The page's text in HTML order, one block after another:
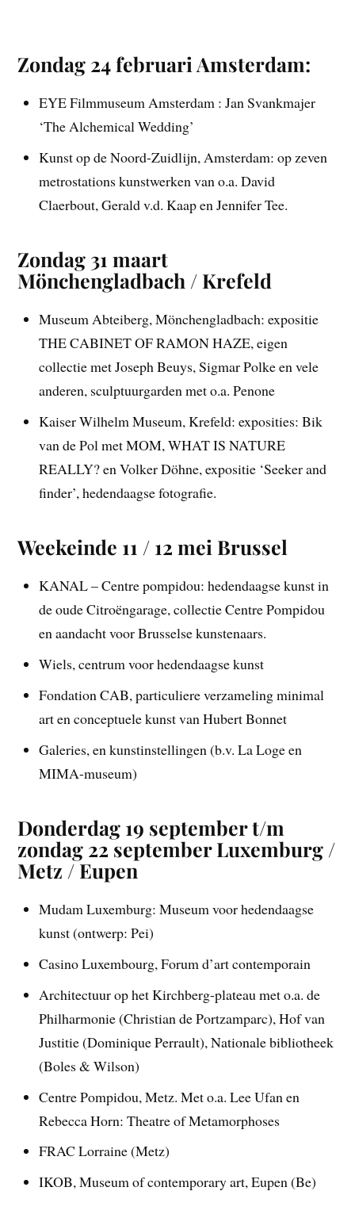
Zondag 24 februari Amsterdam:
EYE Filmmuseum Amsterdam : Jan Svankmajer
‘The Alchemical Wedding’
Kunst op de Noord-Zuidlijn, Amsterdam: op zeven
metrostations kunstwerken van o.a. David
Claerbout, Gerald v.d. Kaap en Jennifer Tee.
Zondag 31 maart
Mönchengladbach / Krefeld
Museum Abteiberg, Mönchengladbach: expositie
THE CABINET OF RAMON HAZE, eigen
collectie met Joseph Beuys, Sigmar Polke en vele
anderen, sculptuurgarden met o.a. Penone
Kaiser Wilhelm Museum, Krefeld: exposities: Bik
van de Pol met MOM, WHAT IS NATURE
REALLY? en Volker Döhne, expositie ‘Seeker and
finder’, hedendaagse fotografie.
Weekeinde 11 / 12 mei Brussel
KANAL – Centre pompidou: hedendaagse kunst in
de oude Citroëngarage, collectie Centre Pompidou
en aandacht voor Brusselse kunstenaars.
Wiels, centrum voor hedendaagse kunst
Fondation CAB, particuliere verzameling minimal
art en conceptuele kunst van Hubert Bonnet
Galeries, en kunstinstellingen (b.v. La Loge en
MIMA-museum)
Donderdag 19 september t/m
zondag 22 september Luxemburg /
Metz / Eupen
Mudam Luxemburg: Museum voor hedendaagse
kunst (ontwerp: Pei)
Casino Luxembourg, Forum d’art contemporain
Architectuur op het Kirchberg-plateau met o.a. de
Philharmonie (Christian de Portzamparc), Hof van
Justitie (Dominique Perrault), Nationale bibliotheek
(Boles & Wilson)
Centre Pompidou, Metz. Met o.a. Lee Ufan en
Rebecca Horn: Theatre of Metamorphoses
FRAC Lorraine (Metz)
IKOB, Museum of contemporary art, Eupen (Be)